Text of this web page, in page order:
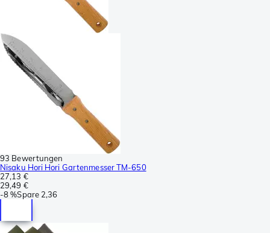
93 Bewertungen
Nisaku Hori Hori Gartenmesser TM-650
27,13 €
29,49 €
-8 %Spare 2,36